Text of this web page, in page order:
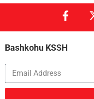
Bashkohu KSSH